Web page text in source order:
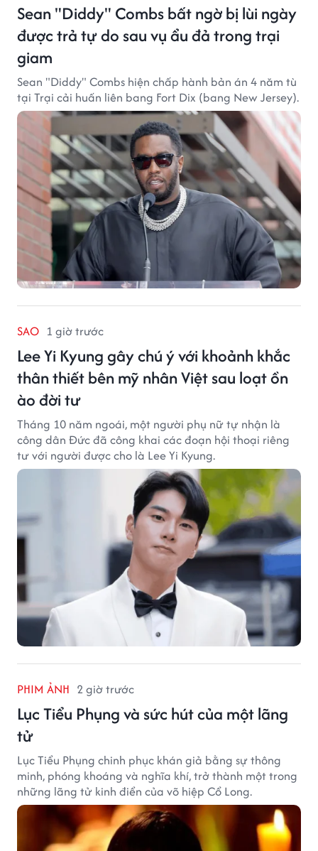
Sean "Diddy" Combs bất ngờ bị lùi ngày
được trả tự do sau vụ ẩu đả trong trại
giam
Sean "Diddy" Combs hiện chấp hành bản án 4 năm tù
tại Trại cải huấn liên bang Fort Dix (bang New Jersey).
SAO 1 giờ trước
Lee Yi Kyung gây chú ý với khoảnh khắc
thân thiết bên mỹ nhân Việt sau loạt ồn
ào đời tư
Tháng 10 năm ngoái, một người phụ nữ tự nhận là
công dân Đức đã công khai các đoạn hội thoại riêng
tư với người được cho là Lee Yi Kyung.
PHIM ẢNH 2 giờ trước
Lục Tiểu Phụng và sức hút của một lãng
tử
Lục Tiểu Phụng chinh phục khán giả bằng sự thông
minh, phóng khoáng và nghĩa khí, trở thành một trong
những lãng tử kinh điển của võ hiệp Cổ Long.